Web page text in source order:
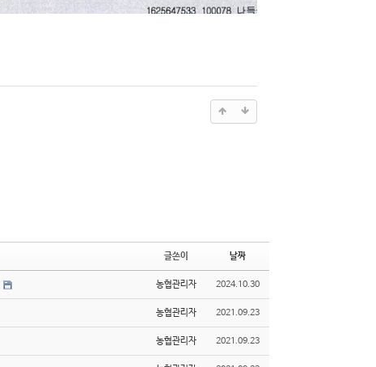
글쓴이 날짜
농협관리자 2024.10.30
농협관리자 2021.09.23
농협관리자 2021.09.23